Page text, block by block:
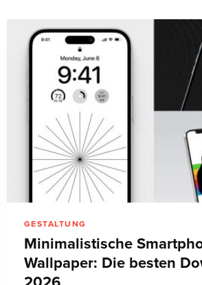
GESTALTUNG
Minimalistische
Wallpaper: Die besten